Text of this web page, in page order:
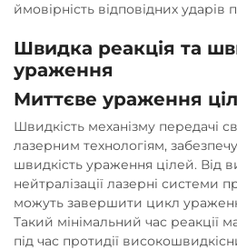
ймовірність відповідних ударів
Швидка реакція та
ураження
Миттєве ураження
Швидкість механізму передачі
лазерним технологіям,
швидкість ураження цілей. Від
нейтралізації лазерні системи
можуть завершити цикл
Такий мінімальний час реакції
під час протидії